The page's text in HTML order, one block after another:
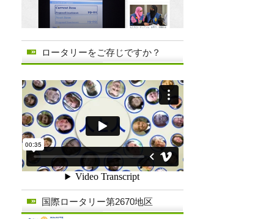
ロータリーをご存じですか？
国際ロータリー第2670地区